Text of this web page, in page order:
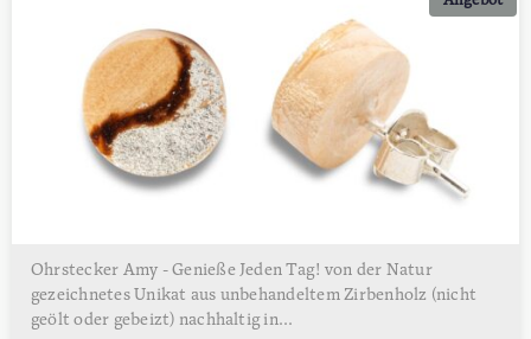
€29,90.
Ohrstecker Amy - Genieße Jeden Tag! von der Natur
gezeichnetes Unikat aus unbehandeltem Zirbenholz (nicht
geölt oder gebeizt) nachhaltig in...